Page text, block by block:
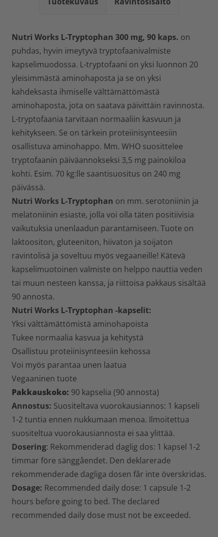
Nutri Works L-Tryptophan 300 mg, 90 kaps. on
puhdas, hyvin imeytyvä tryptofaanivalmiste
kapselimuodossa. L-tryptofaani on yksi luonnon 20
yleisimmästä aminohaposta ja se on yksi
kahdeksasta ihmiselle välttämättömästä
aminohaposta, jota on saatava päivittäin ravinnosta.
L-tryptofaania tarvitaan normaaliin kasvuun ja
kehitykseen. Se on tärkein proteiinisynteesiin
osallistuva aminohappo. Mm. WHO suosittelee
tryptofaanin päiväannokseksi 3,5 mg painokiloa
kohti. Esim. 70 kg:lle saantisuositus on 240 mg
päivässä.
Nutri Works L-Tryptophan on mm. serotoniinin ja
melatoniinin esiaste, jolla voi olla täten positiivisia
vaikutuksia unenlaadun parantamiseen. Tuote on
laktoositon, gluteeniton, hiivaton ja soijaton
ravintolisä ja soveltuu myös vegaaneille! Kätevä
kapselimuotoinen valmiste on helppo nauttia veden
tai muun nesteen kanssa, ja riittoisa pakkaus sisältää
90 annosta.
Nutri Works L-Tryptophan -kapselit:
Yksi välttämättömistä aminohapoista
Tukee normaalia kasvua ja kehitystä
Osallistuu proteiinisynteesiin kehossa
Voi myös parantaa unen laatua
Vegaaninen tuote
Pakkauskoko: 90 kapselia (90 annosta)
Annostus: Suositeltava vuorokausiannos: 1 kapseli
1-2 tuntia ennen nukkumaan menoa. Ilmoitettua
suositeltua vuorokausiannosta ei saa ylittää.
Dosering: Rekommenderad daglig dos: 1 kapsel 1-2
timmar före sänggåendet. Den deklarerade
rekommenderade dagliga dosen får inte överskridas.
Dosage: Recommended daily dose: 1 capsule 1-2
hours before going to bed. The declared
recommended daily dose must not be exceeded.